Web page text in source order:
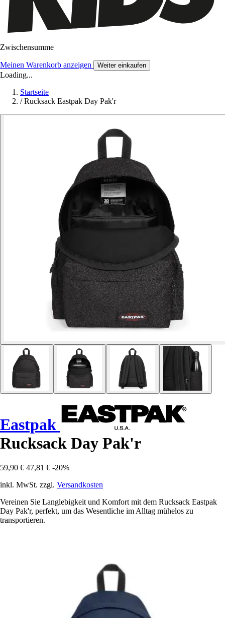
Zwischensumme
Meinen Warenkorb anzeigen Weiter einkaufen
Loading...
Startseite
/ Rucksack Eastpak Day Pak'r
Eastpak
Rucksack Day Pak'r
59,90 € 47,81 € -20%
inkl. MwSt. zzgl. Versandkosten
Vereinen Sie Langlebigkeit und Komfort mit dem Rucksack Eastpak
Day Pak'r, perfekt, um das Wesentliche im Alltag mühelos zu
transportieren.